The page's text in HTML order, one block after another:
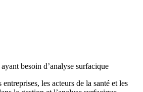
besoin d’analyse surfacique
les acteurs de la santé et les